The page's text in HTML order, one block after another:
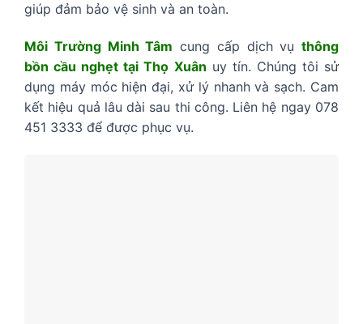
giúp đảm bảo vệ sinh và an toàn.
Môi Trường Minh Tâm cung cấp dịch vụ thông
bồn cầu nghẹt tại Thọ Xuân uy tín. Chúng tôi sử
dụng máy móc hiện đại, xử lý nhanh và sạch. Cam
kết hiệu quả lâu dài sau thi công. Liên hệ ngay 078
451 3333 để được phục vụ.